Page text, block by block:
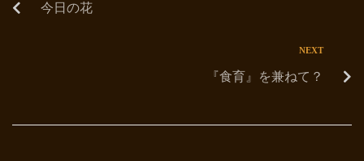
今日の花
NEXT
『食育』を兼ねて？